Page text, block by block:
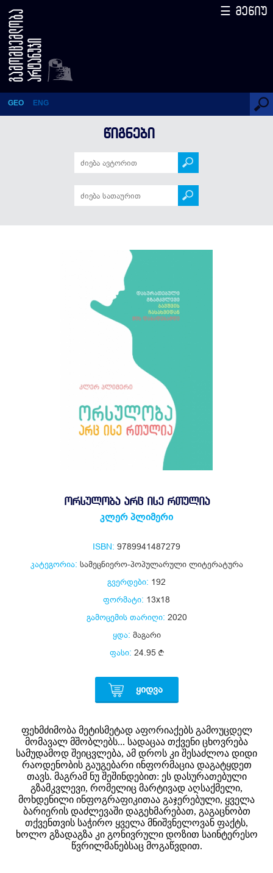
ორსულობა არც ისე რთულია
GEO ENG
☰ მენიუ
ᲬᲘᲒᲜᲔᲑᲘ
ᲝᲠᲡᲣᲚᲝᲑᲐ ᲐᲠᲪ ᲘᲡᲔ ᲠᲗᲣᲚᲘᲐ
კლერ პლიმერი
ISBN: 9789941487279
კატეგორია: სამეცნიერო-პოპულარული ლიტერატურა
გვერდები: 192
ფორმატი: 13x18
გამოცემის თარიღი: 2020
ყდა: მაგარი
ფასი: 24.95
ᲧᲘᲓᲕᲐ
ფეხმძიმობა მეტისმეტად აფორიაქებს გამოუცდელ
მომავალ მშობლებს... სადაცაა თქვენი ცხოვრება
სამუდამოდ შეიცვლება, ამ დროს კი შესაძლოა დიდი
რაოდენობის გაუგებარი ინფორმაცია დაგატყდეთ
თავს. მაგრამ ნუ შეშინდებით: ეს დასურათებული
გზამკვლევი, რომელიც მარტივად აღსაქმელი,
მოხდენილი ინფოგრაფიკითაა გაჯერებული, ყველა
ბარიერის დაძლევაში დაგეხმარებათ, გაგაცნობთ
თქვენთვის საჭირო ყველა მნიშვნელოვან ფაქტს,
ხოლო გზადაგზა კი გონივრული დოზით საინტერესო
წვრილმანებსაც მოგაწვდით.